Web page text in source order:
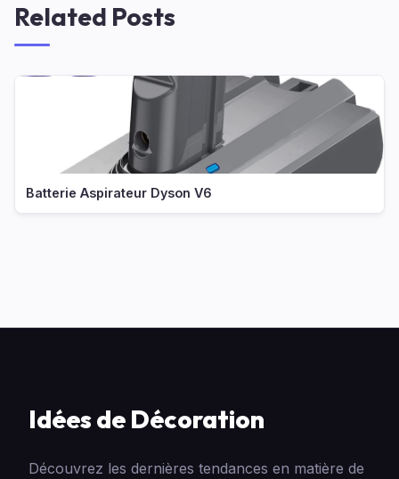
Related Posts
Batterie Aspirateur Dyson V6
Idées de Décoration
Découvrez les dernières tendances en matière de